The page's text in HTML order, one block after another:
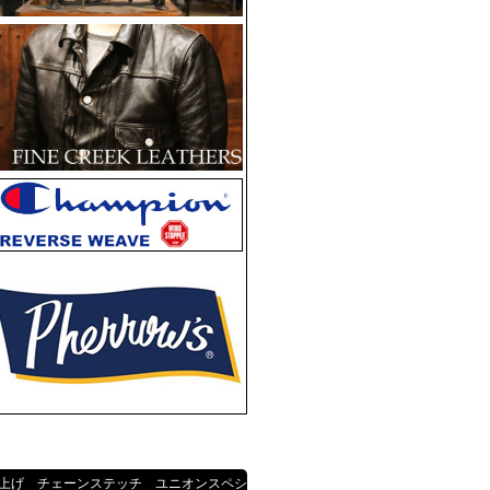
げ チェーンステッチ ユニオンスペシ